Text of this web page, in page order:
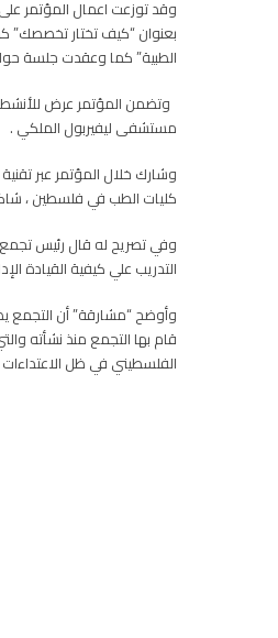
وقد توزعت اعمال المؤتمر
بعنوان “كيف تختار تخصصك”
الطبية” كما وعقدت جلسة
مستشفى ليفيربول الملكي .
وشارك خلال المؤتمر عبر
كليات الطب في فلسطين ،
وفي تصريح له قال رئيس تجمع
التدريب علي كيفية القيادة
وأوضح “مشارقة” أن التجمع
قام بها التجمع منذ نشأته
الفلسطيني في ظل الاعتداءات